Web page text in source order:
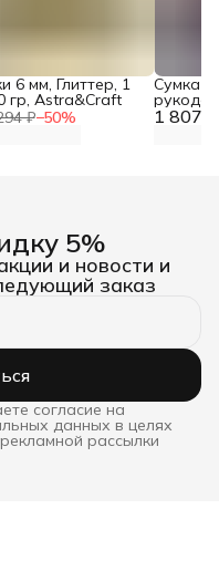
₽−50%
6 мм, Глиттер, 1
гр, Astra&Craft
1 807 ₽
Сумка
5%
и новости и
заказ
согласие на
данных в целях
рассылки